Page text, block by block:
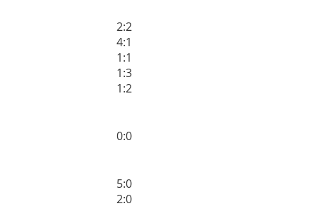
2:2
4:1
1:1
1:3
1:2
0:0
5:0
2:0